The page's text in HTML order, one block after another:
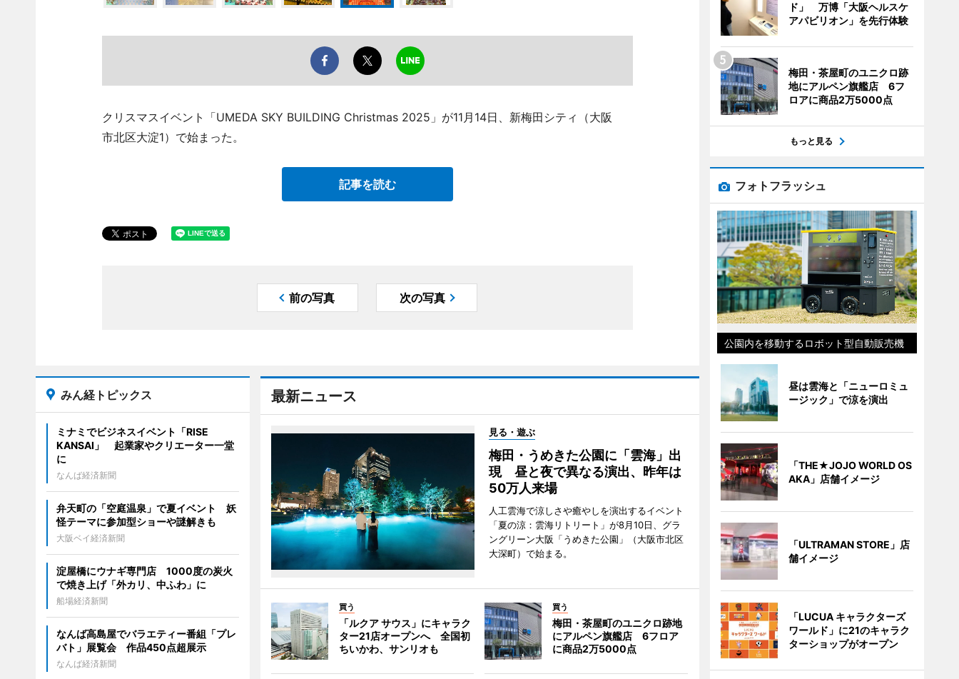
クリスマスイベント「UMEDA SKY BUILDING Christmas 2025」が11月14日、新梅田シティ（大阪
市北区大淀1）で始まった。
記事を読む
前の写真 次の写真
最新ニュース
見る・遊ぶ
梅田・うめきた公園に「雲海」出
現 昼と夜で異なる演出、昨年は
50万人来場
人工雲海で涼しさや癒やしを演出するイベント
「夏の涼：雲海リトリート」が8月10日、グラ
ングリーン大阪「うめきた公園」（大阪市北区
大深町）で始まる。
買う
「ルクア サウス」にキャラク
ター21店オープンへ 全国初
ちいかわ、サンリオも
買う
梅田・茶屋町のユニクロ跡地
にアルペン旗艦店 6フロア
に商品2万5000点
みん経トピックス
ミナミでビジネスイベント「RISE
KANSAI」 起業家やクリエーター一堂
に
なんば経済新聞
弁天町の「空庭温泉」で夏イベント 妖
怪テーマに参加型ショーや謎解きも
大阪ベイ経済新聞
淀屋橋にウナギ専門店 1000度の炭火
で焼き上げ「外カリ、中ふわ」に
船場経済新聞
なんば高島屋でバラエティー番組「プレ
バト」展覧会 作品450点超展示
なんば経済新聞
ド」 万博「大阪ヘルスケ
アパビリオン」を先行体験
梅田・茶屋町のユニクロ跡
地にアルペン旗艦店 6フ
ロアに商品2万5000点
もっと見る
フォトフラッシュ
公園内を移動するロボット型自動販売機
昼は雲海と「ニューロミュ
ージック」で涼を演出
「THE★JOJO WORLD OS
AKA」店舗イメージ
「ULTRAMAN STORE」店
舗イメージ
「LUCUA キャラクターズ
ワールド」に21のキャラク
ターショップがオープン